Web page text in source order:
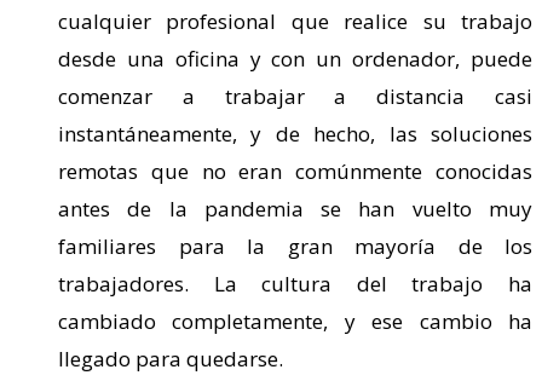
cualquier profesional que realice su trabajo
desde una oficina y con un ordenador, puede
comenzar a trabajar a distancia casi
instantáneamente, y de hecho, las soluciones
remotas que no eran comúnmente conocidas
antes de la pandemia se han vuelto muy
familiares para la gran mayoría de los
trabajadores. La cultura del trabajo ha
cambiado completamente, y ese cambio ha
llegado para quedarse.